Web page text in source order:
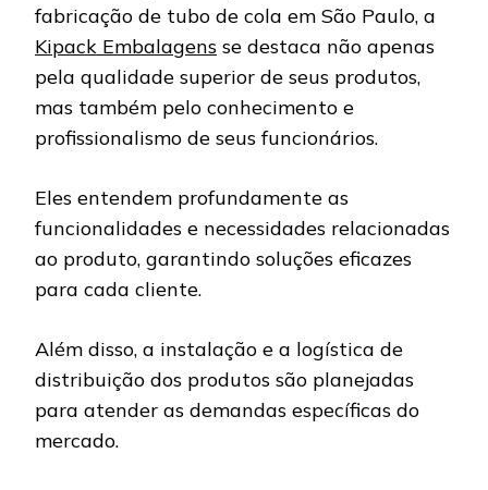
fabricação de tubo de cola em São Paulo, a
Kipack Embalagens se destaca não apenas
pela qualidade superior de seus produtos,
mas também pelo conhecimento e
profissionalismo de seus funcionários.
Eles entendem profundamente as
funcionalidades e necessidades relacionadas
ao produto, garantindo soluções eficazes
para cada cliente.
Além disso, a instalação e a logística de
distribuição dos produtos são planejadas
para atender as demandas específicas do
mercado.